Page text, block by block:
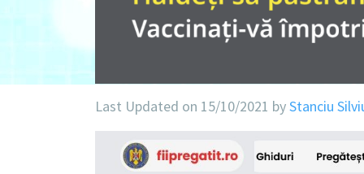
Last Updated on 15/10/2021 byStanciu